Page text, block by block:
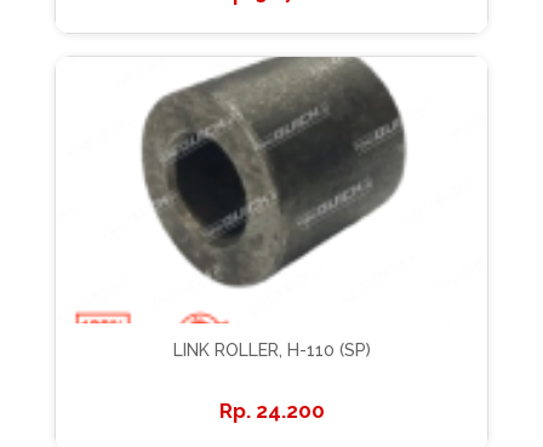
LINK ROLLER, H-110 (SP)
24.200